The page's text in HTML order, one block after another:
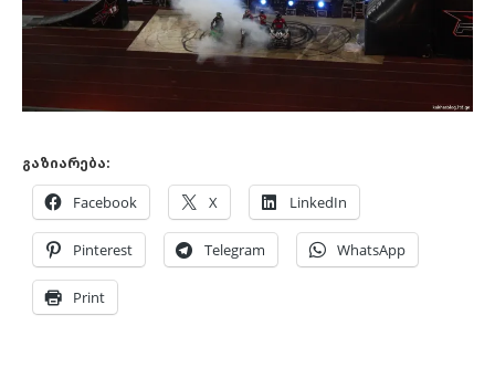
გაზიარება:
Facebook X LinkedIn
Pinterest Telegram WhatsApp
Print